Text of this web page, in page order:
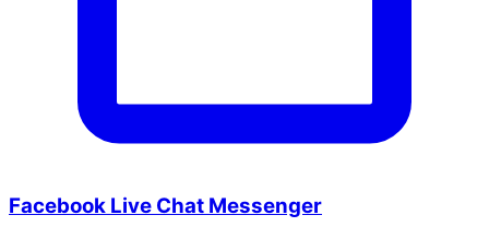
Facebook Live Chat Messenger